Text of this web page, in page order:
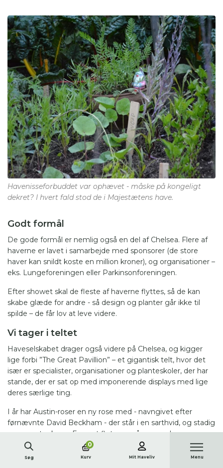
Søg
0
Kurv Mit Haveliv Menu
Havenisseforbuddet var ophævet - måske på kongeligt
dekret? I hvert fald stod de i Majestætens have.
Godt formål
De gode formål er nemlig også en del af Chelsea. Flere af
haverne er lavet i samarbejde med sponsorer (de store
haver kan snildt koste en million kroner), og organisationer –
eks. Lungeforeningen eller Parkinsonforeningen.
Efter showet skal de fleste af haverne flyttes, så de kan
skabe glæde for andre - så design og planter går ikke til
spilde – de får lov at leve videre.
Vi tager i teltet
Haveselskabet drager også videre på Chelsea, og kigger
lige forbi ”The Great Pavillion” – et gigantisk telt, hvor det
især er specialister, organisationer og planteskoler, der har
stande, der er sat op med imponerende displays med lige
deres særlige ting.
I år har Austin-roser en ny rose med - navngivet efter
førnævnte David Beckham - der står i en sarthvid, og stadig
som en stor knop. Enormt flot som så, og med en
udvikling, hvor den fuldt udsprunget minder lidt om en
hybenrose.